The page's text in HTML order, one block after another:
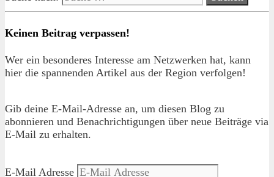
Keinen Beitrag verpassen!
Wer ein besonderes Interesse am Netzwerken hat, kann
hier die spannenden Artikel aus der Region verfolgen!
Gib deine E-Mail-Adresse an, um diesen Blog zu
abonnieren und Benachrichtigungen über neue Beiträge via
E-Mail zu erhalten.
E-Mail Adresse